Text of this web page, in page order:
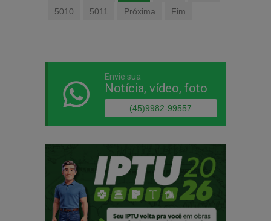
5010
5011 Próxima Fim
Envie sua
Notícia, vídeo, foto
(45)9982-99557